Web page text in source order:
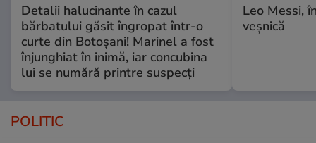
Detalii halucinante în cazul
bărbatului găsit îngropat într-o
curte din Botoșani! Marinel a fost
înjunghiat în inimă, iar concubina
lui se numără printre suspecți
Leo Messi,
veșnică
POLITIC